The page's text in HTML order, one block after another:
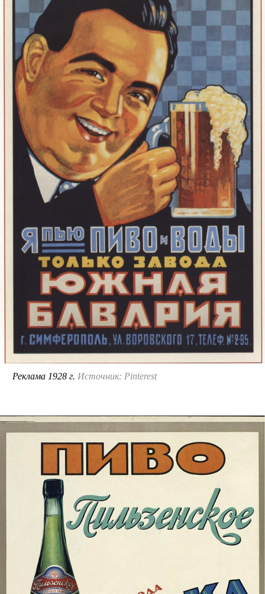
Реклама 1928 г. Источник: Pinterest